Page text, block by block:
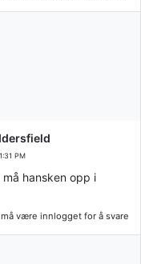
PM
må hansken opp i
må være innlogget for å svare